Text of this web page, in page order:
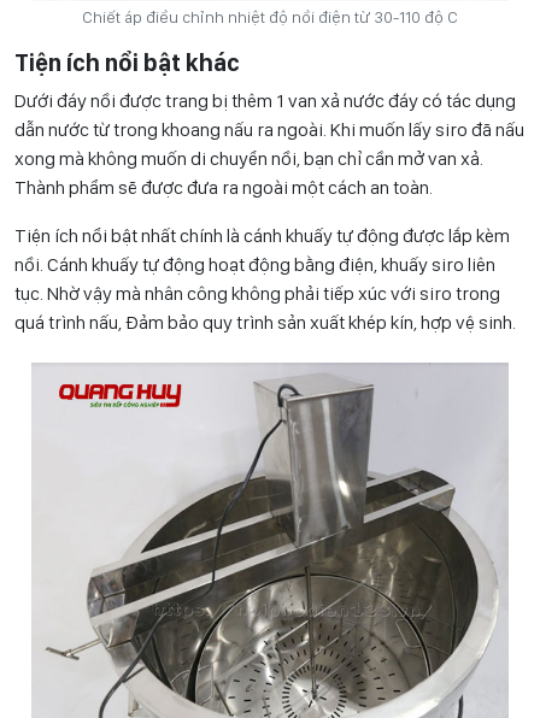
Chiết áp điều chỉnh nhiệt độ nồi điện từ 30-110 độ C
Tiện ích nổi bật khác
Dưới đáy nồi được trang bị thêm 1 van xả nước đáy có tác dụng
dẫn nước từ trong khoang nấu ra ngoài. Khi muốn lấy siro đã nấu
xong mà không muốn di chuyển nồi, bạn chỉ cần mở van xả.
Thành phẩm sẽ được đưa ra ngoài một cách an toàn.
Tiện ích nổi bật nhất chính là cánh khuấy tự động được lắp kèm
nồi. Cánh khuấy tự động hoạt động bằng điện, khuấy siro liên
tục. Nhờ vậy mà nhân công không phải tiếp xúc với siro trong
quá trình nấu, Đảm bảo quy trình sản xuất khép kín, hợp vệ sinh.